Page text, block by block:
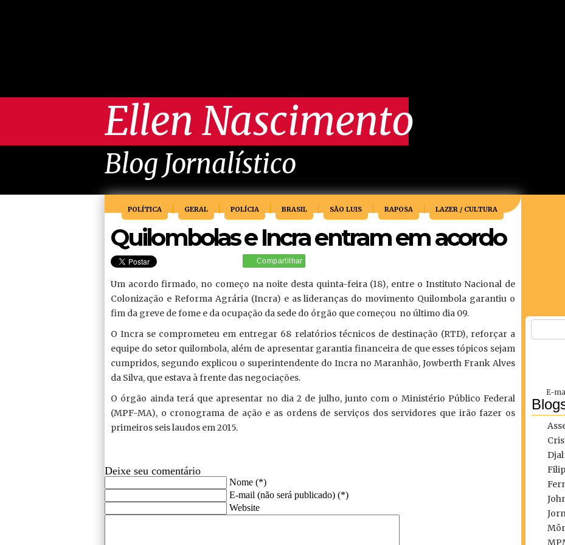
Ellen Nascimento
Blog Jornalístico
E-
POLÍTICA GERAL POLÍCIA BRASIL SÃO LUIS RAPOSA LAZER / CULTURA
Quilombolas e Incra entram em acordo
Compartilhar
Um acordo firmado, no começo na noite desta quinta-feira (18), entre o Instituto Nacional de
Colonização e Reforma Agrária (Incra) e as lideranças do movimento Quilombola garantiu o
fim da greve de fome e da ocupação da sede do órgão que começou no último dia 09.
O Incra se comprometeu em entregar 68 relatórios técnicos de destinação (RTD), reforçar a
equipe do setor quilombola, além de apresentar garantia financeira de que esses tópicos sejam
cumpridos, segundo explicou o superintendente do Incra no Maranhão, Jowberth Frank Alves
da Silva, que estava à frente das negociações.
O órgão ainda terá que apresentar no dia 2 de julho, junto com o Ministério Público Federal
(MPF-MA), o cronograma de ação e as ordens de serviços dos servidores que irão fazer os
primeiros seis laudos em 2015.
Deixe seu comentário
Nome (*)
E-mail (não será publicado) (*)
Website